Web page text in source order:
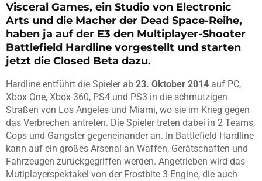
Visceral Games, ein Studio von Electronic
Arts und die Macher der Dead Space-Reihe,
haben ja auf der E3 den Multiplayer-Shooter
Battlefield Hardline vorgestellt und starten
jetzt die Closed Beta dazu.
Hardline entführt die Spieler ab 23. Oktober 2014 auf PC,
Xbox One, Xbox 360, PS4 und PS3 in die schmutzigen
Straßen von Los Angeles und Miami, wo sie im Krieg gegen
das Verbrechen antreten. Die Spieler treten dabei in 2 Teams,
Cops und Gangster gegeneinander an. In Battlefield Hardline
kann auf ein großes Arsenal an Waffen, Gerätschaften und
Fahrzeugen zurückgegriffen werden. Angetrieben wird das
Mutiplayerspektakel von der Frostbite 3-Engine, die auch